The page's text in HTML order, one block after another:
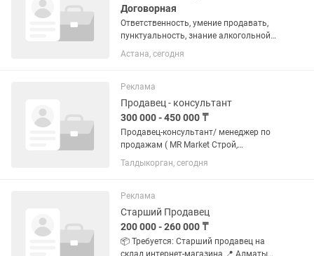
Договорная
Ответственность, умение продавать,
пунктуальность, знание алкогольной
продукции, умение следить за
ассортиментом, поддерживать
и выкладка товара. Возраст от 27 и...
Астана, сегодня
Реклама
Продавец - консультант
300 000 - 450 000 ₸
Продавец-консультант/ менеджер по
продажам ( MR Market Строй,
стабильная работа и карьерный рост)
Мы - команда MR Market Строй, один из
строительных магазинов...
Талдыкорган, сегодня
Реклама
Старший Продавец
200 000 - 260 000 ₸
📦 Требуется: Старший продавец на
склад интернет-магазина 📍 Алматы